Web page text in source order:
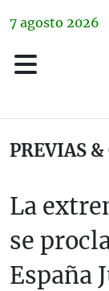
7 agosto 2026
PREVIAS &
La
se
España